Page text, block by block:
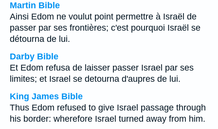
Martin Bible
Ainsi Edom ne voulut point permettre à Israël de
passer par ses frontières; c'est pourquoi Israël se
détourna de lui.
Darby Bible
Et Edom refusa de laisser passer Israel par ses
limites; et Israel se detourna d'aupres de lui.
King James Bible
Thus Edom refused to give Israel passage through
his border: wherefore Israel turned away from him.